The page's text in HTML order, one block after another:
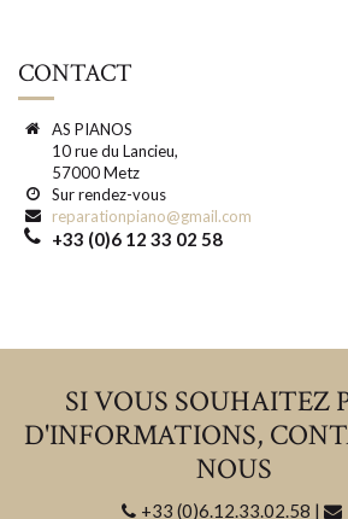
CONTACT
AS PIANOS
10 rue du Lancieu,
57000 Metz
Sur rendez-vous
reparationpiano@gmail.com
+33 (0)6 12 33 02 58
SI VOUS SOUHAITEZ
D'INFORMATIONS,
NOUS
+33 (0)6.12.33.02.58 |